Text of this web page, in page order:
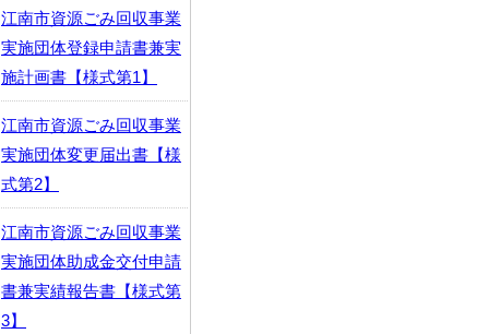
江南市資源ごみ回収事業
実施団体登録申請書兼実
施計画書【様式第1】
江南市資源ごみ回収事業
実施団体変更届出書【様
式第2】
江南市資源ごみ回収事業
実施団体助成金交付申請
書兼実績報告書【様式第
3】